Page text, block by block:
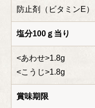
防止剤（ビタミンE
塩分100ｇ当り
<あわせ>1.8g
<こうじ>1.8g
賞味期限